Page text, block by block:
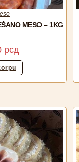
MESO – 1KG
рсд